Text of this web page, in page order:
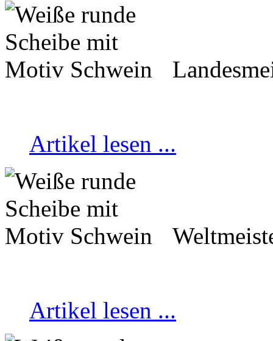
Artikel lesen ...
Artikel lesen ...